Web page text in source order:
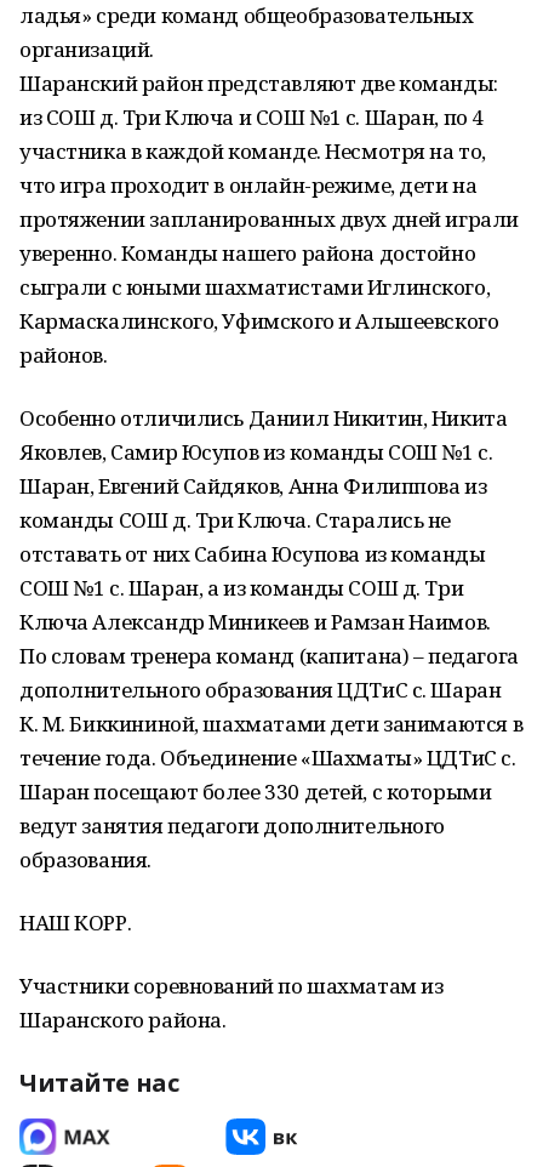
ладья» среди команд общеобразовательных
организаций.
Шаранский район представляют две команды:
из СОШ д. Три Ключа и СОШ №1 с. Шаран, по 4
участника в каждой команде. Несмотря на то,
что игра проходит в онлайн-режиме, дети на
протяжении запланированных двух дней играли
уверенно. Команды нашего района достойно
сыграли с юными шахматистами Иглинского,
Кармаскалинского, Уфимского и Альшеевского
районов.
Особенно отличились Даниил Никитин, Никита
Яковлев, Самир Юсупов из команды СОШ №1 с.
Шаран, Евгений Сайдяков, Анна Филиппова из
команды СОШ д. Три Ключа. Старались не
отставать от них Сабина Юсупова из команды
СОШ №1 с. Шаран, а из команды СОШ д. Три
Ключа Александр Миникеев и Рамзан Наимов.
По словам тренера команд (капитана) – педагога
дополнительного образования ЦДТиС с. Шаран
К. М. Биккининой, шахматами дети занимаются в
течение года. Объединение «Шахматы» ЦДТиС с.
Шаран посещают более 330 детей, с которыми
ведут занятия педагоги дополнительного
образования.
НАШ КОРР.
Участники соревнований по шахматам из
Шаранского района.
Читайте нас